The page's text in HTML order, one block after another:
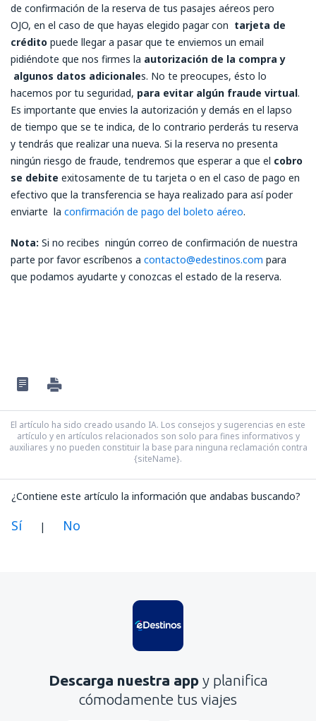
de confirmación de la reserva de tus pasajes aéreos pero
OJO, en el caso de que hayas elegido pagar con tarjeta de
crédito puede llegar a pasar que te enviemos un email
pidiéndote que nos firmes la autorización de la compra y
algunos datos adicionales. No te preocupes, ésto lo
hacemos por tu seguridad, para evitar algún fraude virtual.
Es importante que envies la autorización y demás en el lapso
de tiempo que se te indica, de lo contrario perderás tu reserva
y tendrás que realizar una nueva. Si la reserva no presenta
ningún riesgo de fraude, tendremos que esperar a que el cobro
se debite exitosamente de tu tarjeta o en el caso de pago en
efectivo que la transferencia se haya realizado para así poder
enviarte la confirmación de pago del boleto aéreo.
Nota: Si no recibes ningún correo de confirmación de nuestra
parte por favor escríbenos a contacto@edestinos.com para
que podamos ayudarte y conozcas el estado de la reserva.
El artículo ha sido creado usando IA. Los consejos y sugerencias en este
artículo y en artículos relacionados son solo para fines informativos y
auxiliares y no pueden constituir la base para ninguna reclamación contra
{siteName}.
¿Contiene este artículo la información que andabas buscando?
Sí | No
Contiene información incorrecta
No profundiza en el tema
Enviar
Descarga nuestra app y planifica
cómodamente tus viajes